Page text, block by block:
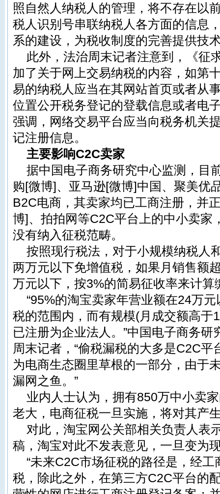
照自然人纳税人的管理，将不存在以
税人识别号串联纳税人各方面的信息
系的建设，为税收制度的完善提供技
此外，法治周末记者注意到，《征
加了关于网上交易纳税的内容，如第
易的纳税人应当在其网站首页或者从
位置公开税务登记的登载信息或者电
强调，网络交易平台应当向税务机关
记注册信息。
主要影响C2C卖家
据中国电子商务研究中心监测，目
购[微博]、亚马逊[微博]中国、聚美优
B2C电商，其卖家均已工商注册，并
博]、拍拍网等C2C平台上的中小卖家
没有纳入征税范畴。
按照现行税法，对于小规模纳税人
两万元以下免增值税，如果月销售额
万元以下，按3%的简易征收率来计算
“95%的淘宝卖家年营业额在24万
税的范围内，而有规模(月成交额高于
已注册为企业法人。”中国电子商务
周末记者，“偷税漏税的大多是C2C
为电商生态圈里草根的一部分，由于
漏网之鱼。”
业内人士认为，拥有850万中小卖
老大，电商征税一旦实施，将对其产
对此，淘宝网公关部相关负责人表
稿，淘宝对此不发表意见，一旦变为
“未来C2C市场征税的路径是，经
税，除此之外，在第三方C2C平台的